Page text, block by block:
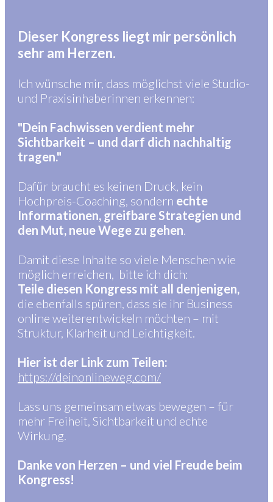
Dieser Kongress liegt mir persönlich
sehr am Herzen.
Ich wünsche mir, dass möglichst viele Studio-
und Praxisinhaberinnen erkennen:
"Dein Fachwissen verdient mehr
Sichtbarkeit – und darf dich nachhaltig
tragen."
Dafür braucht es keinen Druck, kein
Hochpreis-Coaching, sondern echte
Informationen, greifbare Strategien und
den Mut, neue Wege zu gehen
Damit diese Inhalte so viele Menschen wie
möglich erreichen, bitte ich dich:
Teile diesen Kongress mit all denjenigen,
die ebenfalls spüren, dass sie ihr Business
online weiterentwickeln möchten – mit
Struktur, Klarheit und Leichtigkeit.
Hier ist der Link zum Teilen:
https://deinonlineweg.com/
Lass uns gemeinsam etwas bewegen – für
mehr Freiheit, Sichtbarkeit und echte
Wirkung.
Danke von Herzen – und viel Freude beim
Kongress!